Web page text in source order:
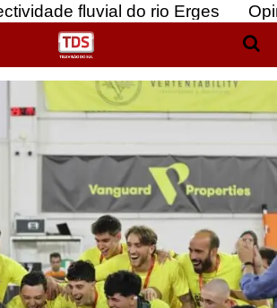
fluvial do rio Erges Opinião: